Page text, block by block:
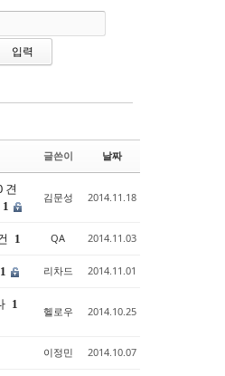
글쓴이 날짜
견
1
김문성 2014.11.18
1 QA 2014.11.03
1 리차드 2014.11.01
1
헬로우 2014.10.25
이정민 2014.10.07
스케치북5
스케치북5